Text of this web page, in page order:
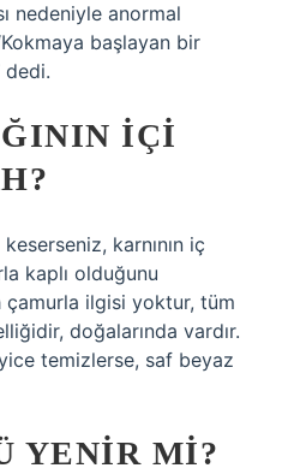
nedeniyle anormal
başlayan bir
dedi.
IÇI
karnının iç
kaplı olduğunu
çamurla ilgisi yoktur, tüm
doğalarında vardır.
temizlerse, saf beyaz
YENIR MI?